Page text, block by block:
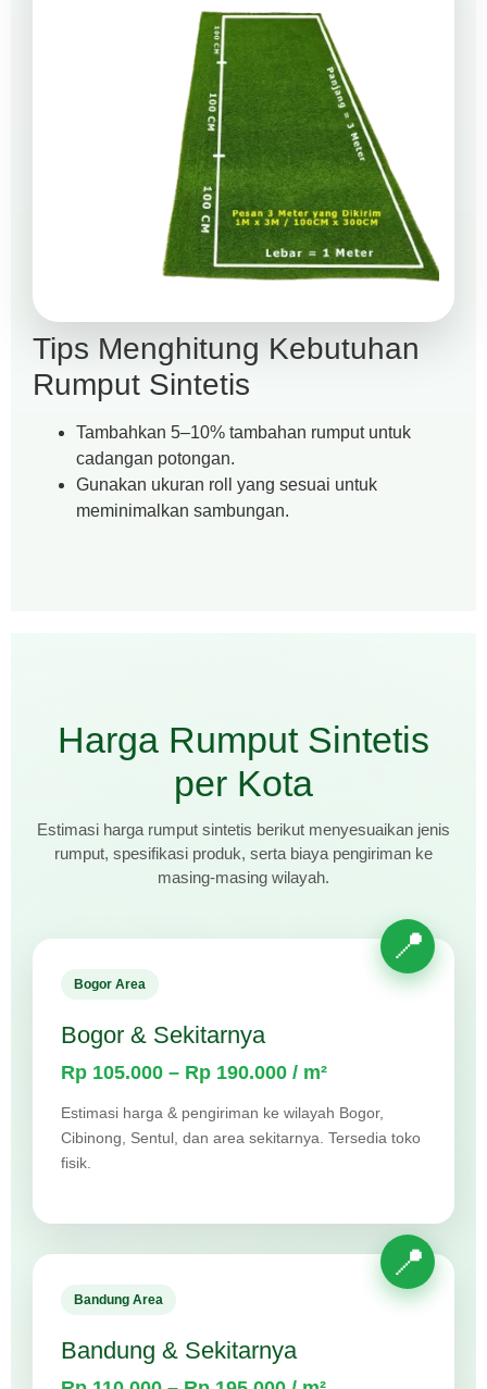
Tips Menghitung Kebutuhan
Rumput Sintetis
Tambahkan 5–10% tambahan rumput untuk
cadangan potongan.
Gunakan ukuran roll yang sesuai untuk
meminimalkan sambungan.
Harga Rumput Sintetis
per Kota
Estimasi harga rumput sintetis berikut menyesuaikan jenis
rumput, spesifikasi produk, serta biaya pengiriman ke
masing-masing wilayah.
Bogor Area
Bogor & Sekitarnya
Rp 105.000 – Rp 190.000 / m²
Estimasi harga & pengiriman ke wilayah Bogor,
Cibinong, Sentul, dan area sekitarnya. Tersedia toko
fisik.
Bandung Area
Bandung & Sekitarnya